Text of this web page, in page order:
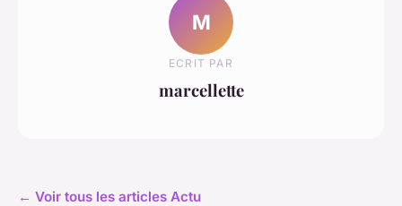
M
ECRIT PAR
marcellette
← Voir tous les articles Actu